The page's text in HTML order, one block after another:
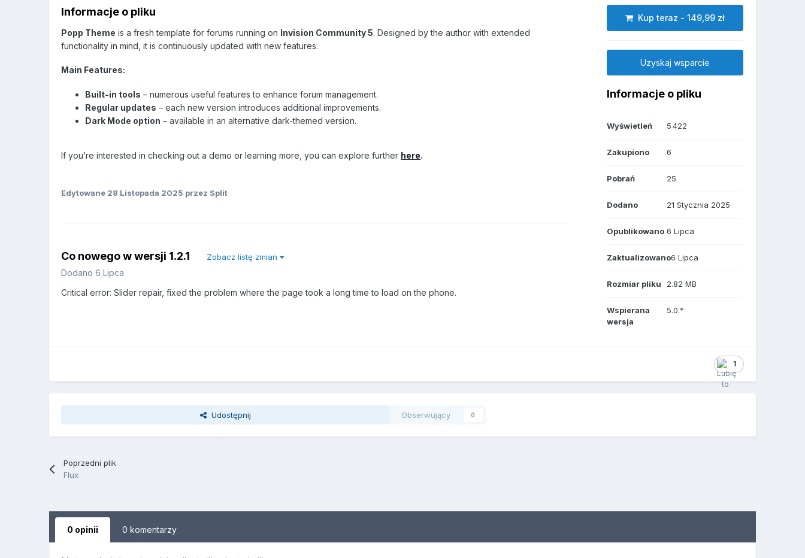
Informacje o pliku
Popp Theme is a fresh template for forums running on Invision Community 5. Designed by the author with extended
functionality in mind, it is continuously updated with new features.
Main Features:
Built-in tools – numerous useful features to enhance forum management.
Regular updates – each new version introduces additional improvements.
Dark Mode option – available in an alternative dark-themed version.
If you’re interested in checking out a demo or learning more, you can explore further here.
Edytowane 28 Listopada 2025 przez Split
Co nowego w wersji 1.2.1 Zobacz listę zmian
Dodano6 Lipca
Critical error: Slider repair, fixed the problem where the page took a long time to load on the phone.
Kup teraz - 149,99 zł
Uzyskaj wsparcie
Informacje o pliku
Wyświetleń 5 422
Zakupiono 6
Pobrań 25
Dodano 21 Stycznia 2025
Opublikowano 6 Lipca
Zaktualizowano6 Lipca
Rozmiar pliku 2.82 MB
Wspierana
wersja
5.0.*
1
Udostępnij Obserwujący 0
Poprzedni plik
Flux
0 opinii 0 komentarzy